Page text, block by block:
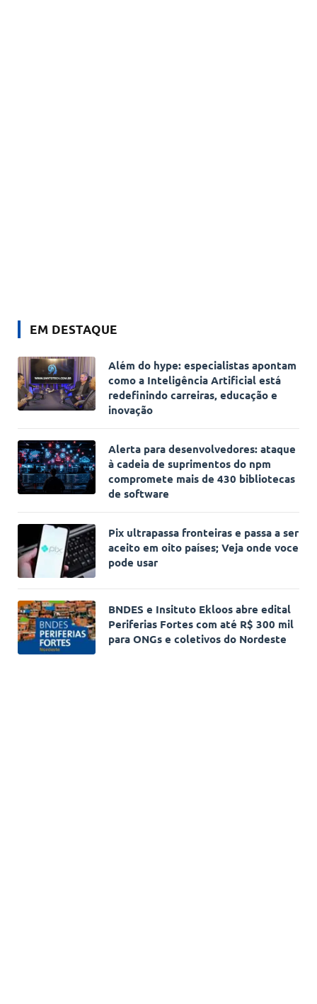
EM DESTAQUE
Além do hype: especialistas apontam
como a Inteligência Artificial está
redefinindo carreiras, educação e
inovação
Alerta para desenvolvedores: ataque
à cadeia de suprimentos do npm
compromete mais de 430 bibliotecas
de software
Pix ultrapassa fronteiras e passa a ser
aceito em oito países; Veja onde voce
pode usar
BNDES e Insituto Ekloos abre edital
Periferias Fortes com até R$ 300 mil
para ONGs e coletivos do Nordeste